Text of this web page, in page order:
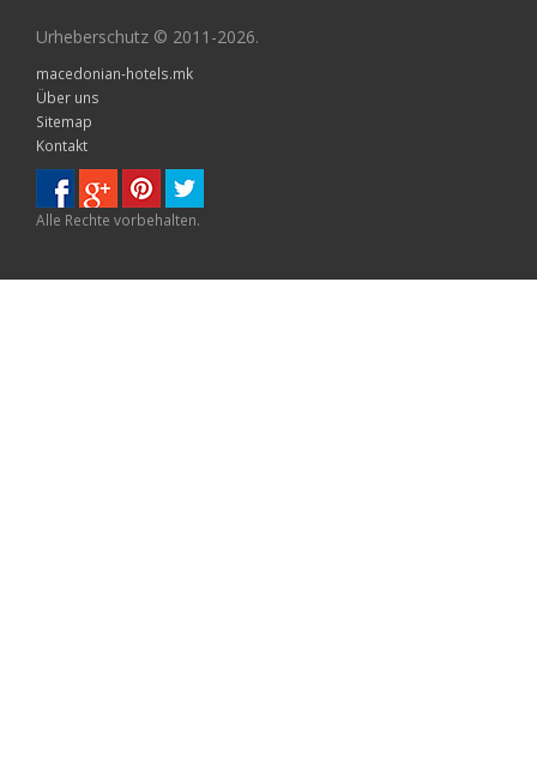
Urheberschutz © 2011-2026.
macedonian-hotels.mk
Über uns
Sitemap
Kontakt
Alle Rechte vorbehalten.